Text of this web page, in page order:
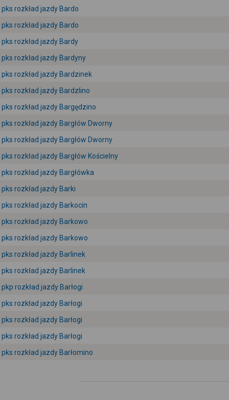
pks rozkład jazdy Bardo
pks rozkład jazdy Bardo
pks rozkład jazdy Bardy
pks rozkład jazdy Bardyny
pks rozkład jazdy Bardzinek
pks rozkład jazdy Bardzlino
pks rozkład jazdy Bargędzino
pks rozkład jazdy Bargłów Dworny
pks rozkład jazdy Bargłów Dworny
pks rozkład jazdy Bargłów Kościelny
pks rozkład jazdy Bargłówka
pks rozkład jazdy Barki
pks rozkład jazdy Barkocin
pks rozkład jazdy Barkowo
pks rozkład jazdy Barkowo
pks rozkład jazdy Barlinek
pks rozkład jazdy Barlinek
pkp rozkład jazdy Barłogi
pks rozkład jazdy Barłogi
pks rozkład jazdy Barłogi
pks rozkład jazdy Barłogi
pks rozkład jazdy Barłomino